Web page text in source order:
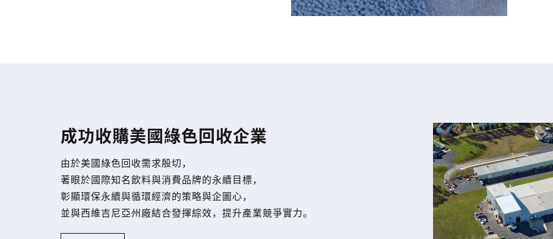
成功收購美國綠色回收企業
由於美國綠色回收需求殷切，
著眼於國際知名飲料與消費品牌的永續目標，
彰顯環保永續與循環經濟的策略與企圖心，
並與西維吉尼亞州廠結合發揮綜效，提升產業競爭實力。